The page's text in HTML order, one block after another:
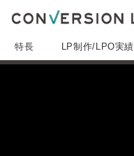
特長 LP制作/LPO実績